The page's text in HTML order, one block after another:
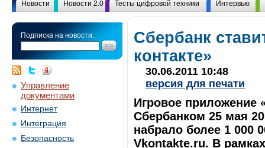
Новости Новости 2.0 Тесты цифровой техники Интервью
Подписка на новости:
Управление
документами
Интернет
Интеграция
Безопасность
Сбербанк
контакте»
30.06.2011 10:48
версия для печати
Игровое приложение
Сбербанком 25 мая
набрало более 1 000
Vkontakte.ru. В